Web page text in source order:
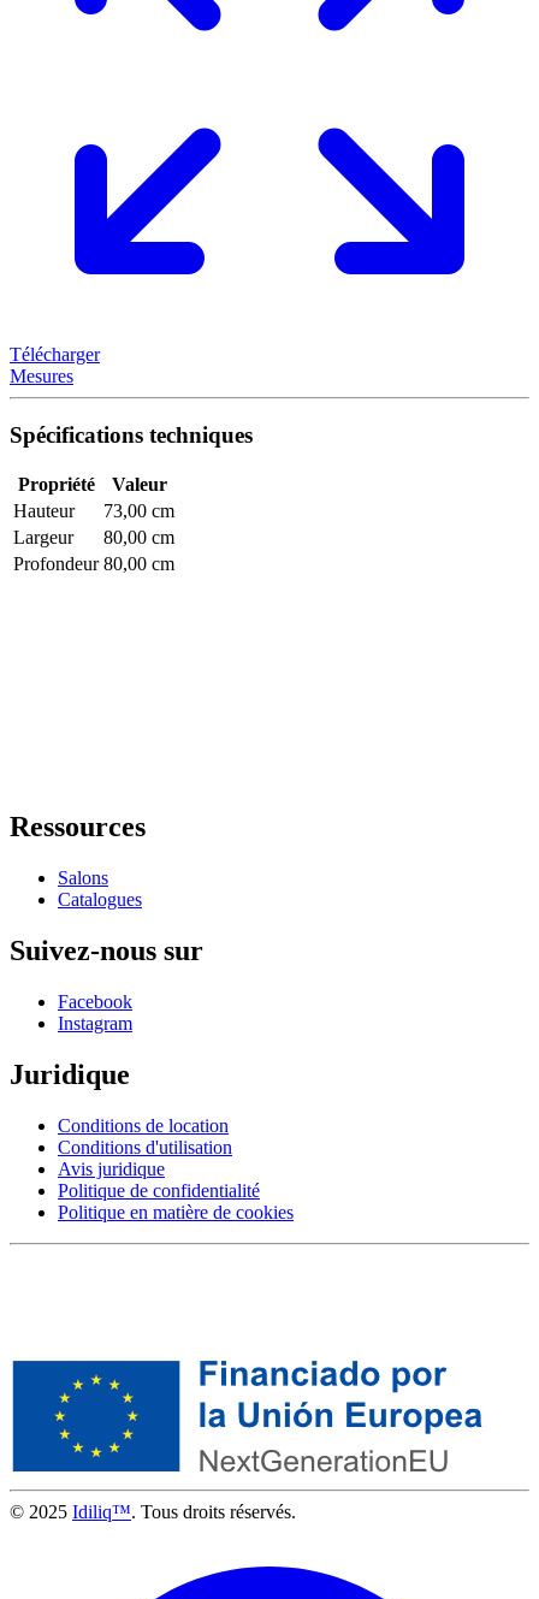
Télécharger
Mesures
Spécifications techniques
Propriété
Valeur
Hauteur
73,00 cm
Largeur
80,00 cm
Profondeur 80,00 cm
Ressources
Salons
Catalogues
Suivez-nous sur
Facebook
Instagram
Juridique
Conditions de location
Conditions d'utilisation
Avis juridique
Politique de confidentialité
Politique en matière de cookies
© 2025 Idiliq™. Tous droits réservés.